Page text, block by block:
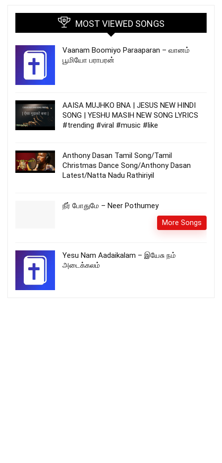
MOST VIEWED SONGS
Vaanam Boomiyo Paraaparan – வானம்
பூமியோ பராபரன்
AAISA MUJHKO BNA | JESUS NEW HINDI
SONG | YESHU MASIH NEW SONG LYRICS
#trending #viral #music #like
Anthony Dasan Tamil Song/Tamil
Christmas Dance Song/Anthony Dasan
Latest/Natta Nadu Rathiriyil
நீர் போதுமே – Neer Pothumey
More Songs
Yesu Nam Aadaikalam – இயேசு நம்
அடைக்கலம்